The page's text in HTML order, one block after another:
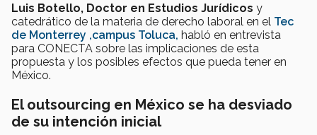
Luis Botello, Doctor en Estudios Jurídicos y
catedrático de la materia de derecho laboral en el Tec
de Monterrey ,campus Toluca, habló en entrevista
para CONECTA sobre las implicaciones de esta
propuesta y los posibles efectos que pueda tener en
México.
El outsourcing en México se ha desviado
de su intención inicial